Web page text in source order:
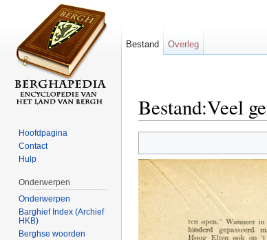
Bestand:Veel
Bestand Overleg
Hoofdpagina
Contact
Hulp
Onderwerpen
Onderwerpen
Barghief Index (Archief
HKB)
Berghse woorden